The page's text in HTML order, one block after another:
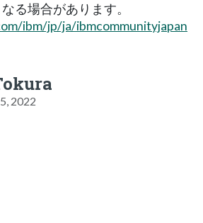
る場合があります。
ibm/jp/ja/ibmcommunityjapan
2022